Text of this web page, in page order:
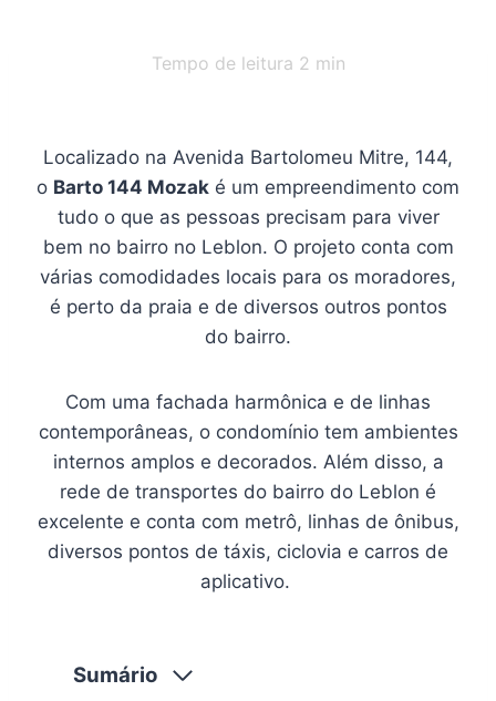
Tempo de leitura 2 min
Localizado na Avenida Bartolomeu Mitre, 144,
o Barto 144 Mozak é um empreendimento com
tudo o que as pessoas precisam para viver
bem no bairro no Leblon. O projeto conta com
várias comodidades locais para os moradores,
é perto da praia e de diversos outros pontos
do bairro.
Com uma fachada harmônica e de linhas
contemporâneas, o condomínio tem ambientes
internos amplos e decorados. Além disso, a
rede de transportes do bairro do Leblon é
excelente e conta com metrô, linhas de ônibus,
diversos pontos de táxis, ciclovia e carros de
aplicativo.
Sumário